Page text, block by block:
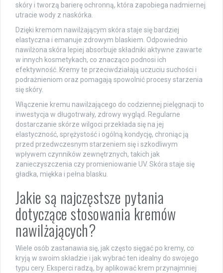
skóry i tworzą barierę ochronną, która zapobiega nadmiernej
utracie wody z naskórka.
Dzięki kremom nawilżającym skóra staje się bardziej
elastyczna i emanuje zdrowym blaskiem. Odpowiednio
nawilżona skóra lepiej absorbuje składniki aktywne zawarte
w innych kosmetykach, co znacząco podnosi ich
efektywność. Kremy te przeciwdziałają uczuciu suchości i
podrażnieniom oraz pomagają spowolnić procesy starzenia
się skóry.
Włączenie kremu nawilżającego do codziennej pielęgnacji to
inwestycja w długotrwały, zdrowy wygląd. Regularne
dostarczanie skórze wilgoci przekłada się na jej
elastyczność, sprężystość i ogólną kondycję, chroniąc ją
przed przedwczesnym starzeniem się i szkodliwym
wpływem czynników zewnętrznych, takich jak
zanieczyszczenia czy promieniowanie UV. Skóra staje się
gładka, miękka i pełna blasku.
Jakie są najczęstsze pytania
dotyczące stosowania kremów
nawilżających?
Wiele osób zastanawia się, jak często sięgać po kremy, co
kryją w swoim składzie i jak wybrać ten idealny do swojego
typu cery. Eksperci radzą, by aplikować krem przynajmniej